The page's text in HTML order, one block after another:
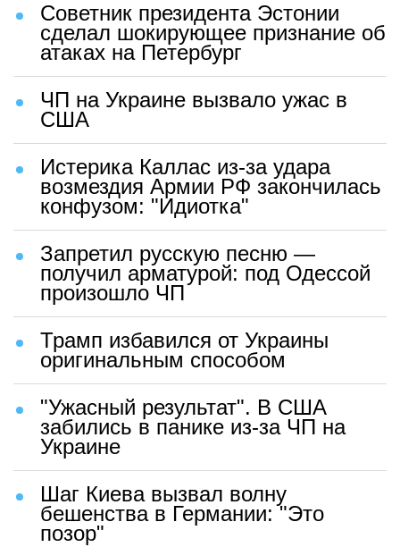
Советник президента Эстонии
сделал шокирующее признание об
атаках на Петербург
ЧП на Украине вызвало ужас в
США
Истерика Каллас из-за удара
возмездия Армии РФ закончилась
конфузом: "Идиотка"
Запретил русскую песню —
получил арматурой: под Одессой
произошло ЧП
Трамп избавился от Украины
оригинальным способом
"Ужасный результат". В США
забились в панике из-за ЧП на
Украине
Шаг Киева вызвал волну
бешенства в Германии: "Это
позор"